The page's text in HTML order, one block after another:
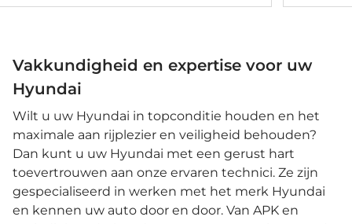
Cruise
assistent •
Vakkundigheid en expertise voor uw
Hyundai
Wilt u uw Hyundai in topconditie houden en het
maximale aan rijplezier en veiligheid behouden?
Dan kunt u uw Hyundai met een gerust hart
toevertrouwen aan onze ervaren technici. Ze zijn
gespecialiseerd in werken met het merk Hyundai
en kennen uw auto door en door. Van APK en